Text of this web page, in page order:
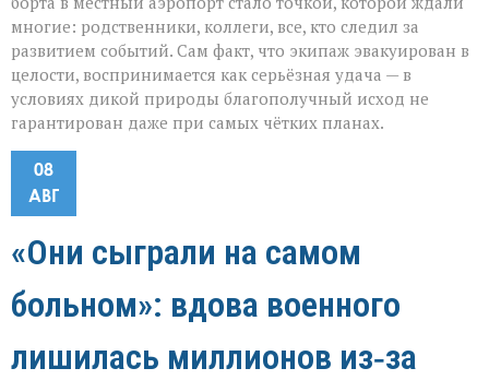
многие: родственники, коллеги, все, кто следил за
развитием событий. Сам факт, что экипаж эвакуирован в
целости, воспринимается как серьёзная удача — в
условиях дикой природы благополучный исход не
гарантирован даже при самых чётких планах.
08
АВГ
«Они сыграли на самом
больном»: вдова военного
лишилась миллионов из‑за